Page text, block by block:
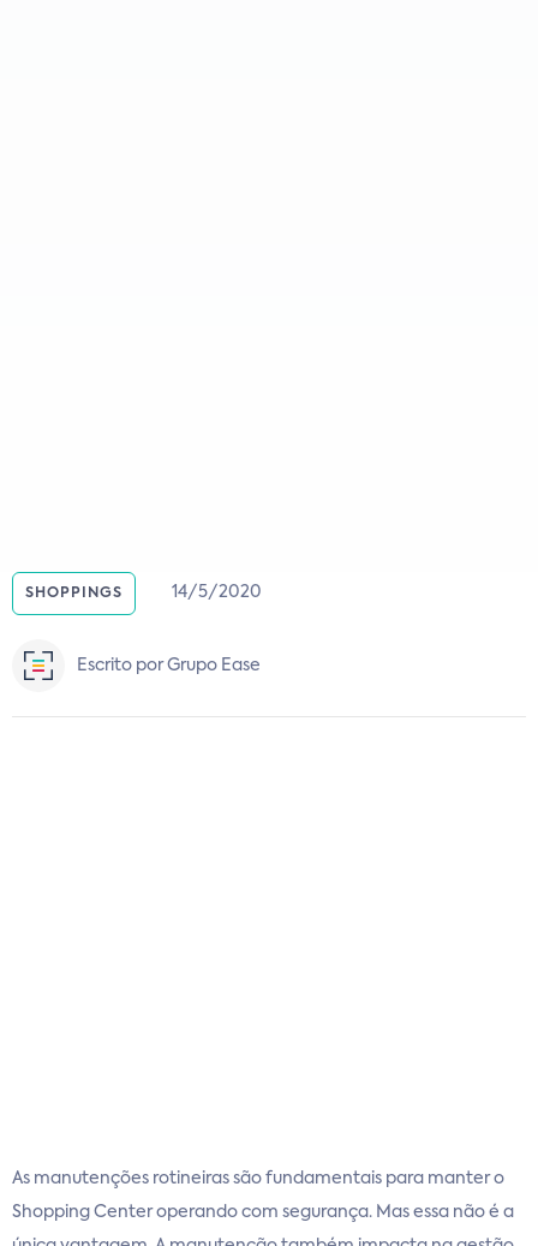
SHOPPINGS 14/5/2020
Escrito por Grupo Ease
As manutenções rotineiras são fundamentais para manter o
Shopping Center operando com segurança. Mas essa não é a